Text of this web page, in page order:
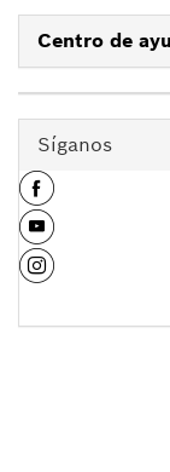
Centro de
Síganos